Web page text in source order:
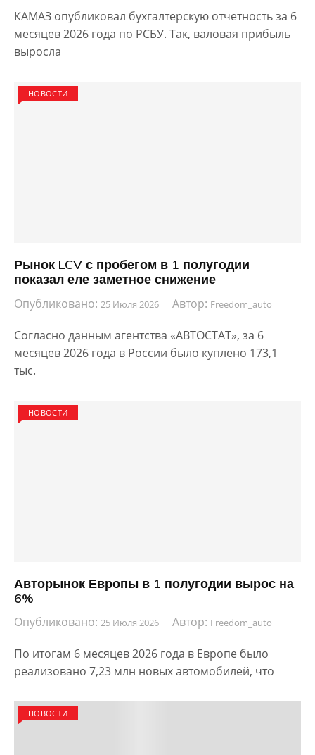
КАМАЗ опубликовал бухгалтерскую отчетность за 6
месяцев 2026 года по РСБУ. Так, валовая прибыль
выросла
НОВОСТИ
Рынок LCV с пробегом в 1 полугодии
показал еле заметное снижение
Опубликовано: 25 Июля 2026 Автор: Freedom_auto
Согласно данным агентства «АВТОСТАТ», за 6
месяцев 2026 года в России было куплено 173,1
тыс.
НОВОСТИ
Авторынок Европы в 1 полугодии вырос на
6%
Опубликовано: 25 Июля 2026 Автор: Freedom_auto
По итогам 6 месяцев 2026 года в Европе было
реализовано 7,23 млн новых автомобилей, что
НОВОСТИ